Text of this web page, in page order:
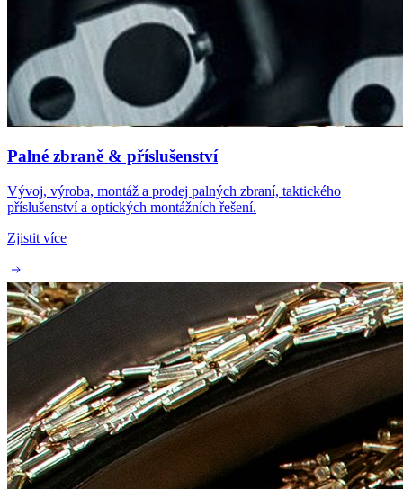
Palné zbraně & příslušenství
Vývoj, výroba, montáž a prodej palných zbraní, taktického
příslušenství a optických montážních řešení.
Zjistit více